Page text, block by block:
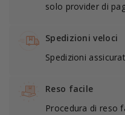
solo provider di
Spedizioni veloci
Spedizioni
Reso facile
Procedura di reso